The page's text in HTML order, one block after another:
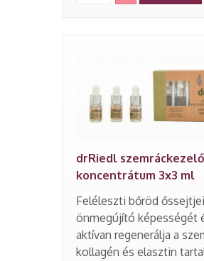
drRiedl szemráckezelő
koncentrátum 3x3 ml
Feléleszti bőröd
önmegújító képességét
aktívan regenerálja a
kollagén és elasztin